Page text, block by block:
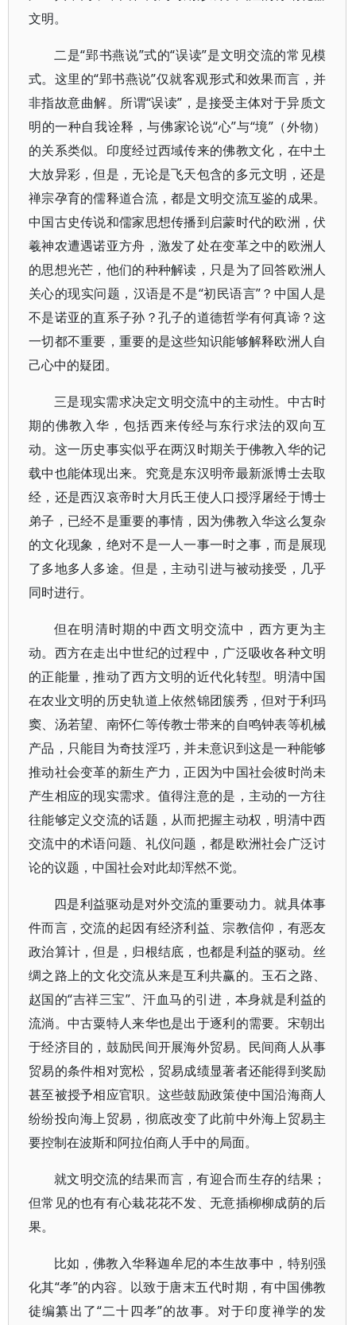
文明。
二是“郢书燕说”式的“误读”是文明交流的常见模
式。这里的“郢书燕说”仅就客观形式和效果而言，并
非指故意曲解。所谓“误读”，是接受主体对于异质文
明的一种自我诠释，与佛家论说“心”与“境”（外物）
的关系类似。印度经过西域传来的佛教文化，在中土
大放异彩，但是，无论是飞天包含的多元文明，还是
禅宗孕育的儒释道合流，都是文明交流互鉴的成果。
中国古史传说和儒家思想传播到启蒙时代的欧洲，伏
羲神农遭遇诺亚方舟，激发了处在变革之中的欧洲人
的思想光芒，他们的种种解读，只是为了回答欧洲人
关心的现实问题，汉语是不是“初民语言”？中国人是
不是诺亚的直系子孙？孔子的道德哲学有何真谛？这
一切都不重要，重要的是这些知识能够解释欧洲人自
己心中的疑团。
三是现实需求决定文明交流中的主动性。中古时
期的佛教入华，包括西来传经与东行求法的双向互
动。这一历史事实似乎在两汉时期关于佛教入华的记
载中也能体现出来。究竟是东汉明帝最新派博士去取
经，还是西汉哀帝时大月氏王使人口授浮屠经于博士
弟子，已经不是重要的事情，因为佛教入华这么复杂
的文化现象，绝对不是一人一事一时之事，而是展现
了多地多人多途。但是，主动引进与被动接受，几乎
同时进行。
但在明清时期的中西文明交流中，西方更为主
动。西方在走出中世纪的过程中，广泛吸收各种文明
的正能量，推动了西方文明的近代化转型。明清中国
在农业文明的历史轨道上依然锦团簇秀，但对于利玛
窦、汤若望、南怀仁等传教士带来的自鸣钟表等机械
产品，只能目为奇技淫巧，并未意识到这是一种能够
推动社会变革的新生产力，正因为中国社会彼时尚未
产生相应的现实需求。值得注意的是，主动的一方往
往能够定义交流的话题，从而把握主动权，明清中西
交流中的术语问题、礼仪问题，都是欧洲社会广泛讨
论的议题，中国社会对此却浑然不觉。
四是利益驱动是对外交流的重要动力。就具体事
件而言，交流的起因有经济利益、宗教信仰，有恶友
政治算计，但是，归根结底，也都是利益的驱动。丝
绸之路上的文化交流从来是互利共赢的。玉石之路、
赵国的“吉祥三宝”、汗血马的引进，本身就是利益的
流淌。中古粟特人来华也是出于逐利的需要。宋朝出
于经济目的，鼓励民间开展海外贸易。民间商人从事
贸易的条件相对宽松，贸易成绩显著者还能得到奖励
甚至被授予相应官职。这些鼓励政策使中国沿海商人
纷纷投向海上贸易，彻底改变了此前中外海上贸易主
要控制在波斯和阿拉伯商人手中的局面。
就文明交流的结果而言，有迎合而生存的结果；
但常见的也有有心栽花花不发、无意插柳柳成荫的后
果。
比如，佛教入华释迦牟尼的本生故事中，特别强
化其“孝”的内容。以致于唐末五代时期，有中国佛教
徒编纂出了“二十四孝”的故事。对于印度禅学的发